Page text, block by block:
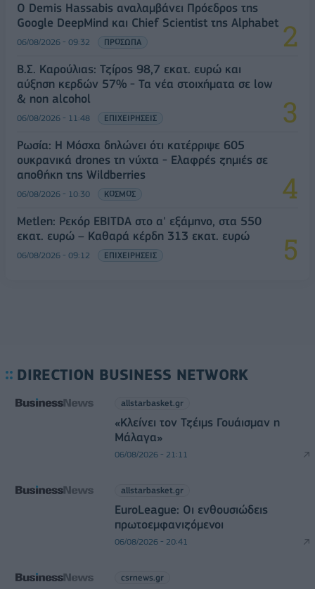
Ο Demis Hassabis αναλαμβάνει Πρόεδρος της
Google DeepMind και Chief Scientist της Alphabet
06/08/2026 - 09:32 ΠΡΟΣΩΠΑ
Β.Σ. Καρούλιας: Τζίρος 98,7 εκατ. ευρώ και
αύξηση κερδών 57% - Τα νέα στοιχήματα σε low
& non alcohol
06/08/2026 - 11:48 ΕΠΙΧΕΙΡΗΣΕΙΣ
Ρωσία: Η Μόσχα δηλώνει ότι κατέρριψε 605
ουκρανικά drones τη νύχτα - Ελαφρές ζημιές σε
αποθήκη της Wildberries
06/08/2026 - 10:30 ΚΟΣΜΟΣ
Metlen: Ρεκόρ EBITDA στο α' εξάμηνο, στα 550
εκατ. ευρώ – Καθαρά κέρδη 313 εκατ. ευρώ
06/08/2026 - 09:12 ΕΠΙΧΕΙΡΗΣΕΙΣ
DIRECTION BUSINESS NETWORK
allstarbasket.gr
«Κλείνει τον Τζέιμς Γουάισμαν η
Μάλαγα»
06/08/2026 - 21:11
allstarbasket.gr
EuroLeague: Οι ενθουσιώδεις
πρωτοεμφανιζόμενοι
06/08/2026 - 20:41
csrnews.gr